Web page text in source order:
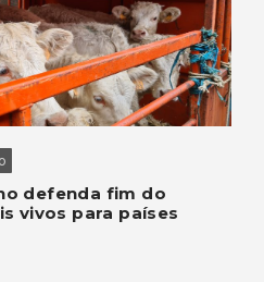
defenda fim do
vivos para países